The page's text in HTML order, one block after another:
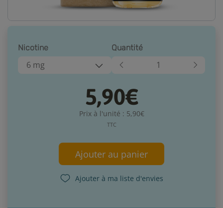
Nicotine
6 mg
Quantité
5,90€
Prix à l'unité : 5,90€
TTC
Ajouter au panier
Ajouter à ma liste d'envies